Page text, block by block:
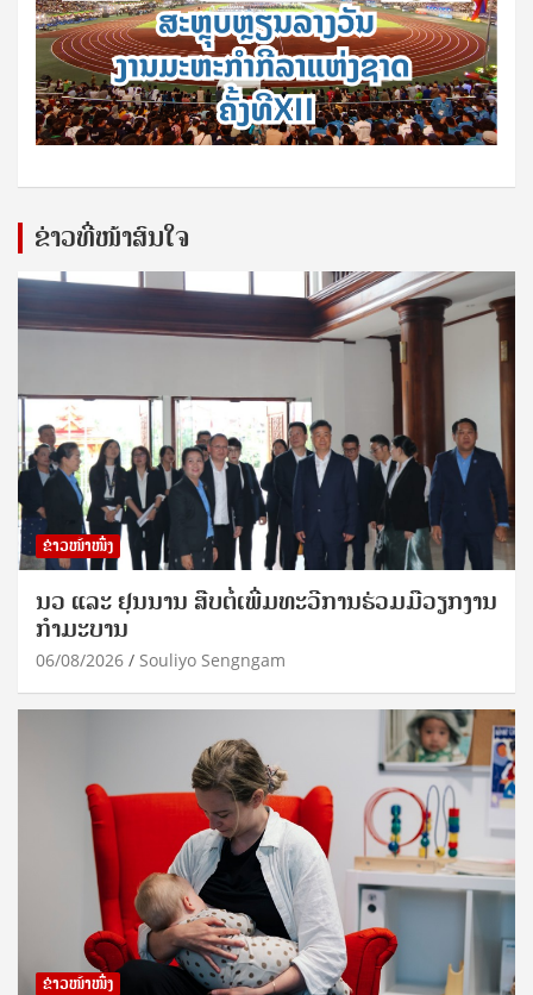
ຂ່າວທີ່ໜ້າສົນໃຈ
ຂ່າວໜ້າໜຶ່ງ
ນວ ແລະ ຢຸນນານ ສືບຕໍ່ເພີ່ມທະວີການຮ່ວມມືວຽກງານ
ກຳມະບານ
06/08/2026 Souliyo Sengngam
ຂ່າວໜ້າໜຶ່ງ